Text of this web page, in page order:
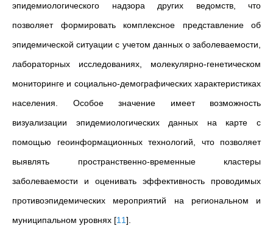
эпидемиологического надзора других ведомств, что
позволяет формировать комплексное представление об
эпидемической ситуации с учетом данных о заболеваемости,
лабораторных исследованиях, молекулярно-генетическом
мониторинге и социально-демографических характеристиках
населения. Особое значение имеет возможность
визуализации эпидемиологических данных на карте с
помощью геоинформационных технологий, что позволяет
выявлять пространственно-временные кластеры
заболеваемости и оценивать эффективность проводимых
противоэпидемических мероприятий на региональном и
муниципальном уровнях [11]